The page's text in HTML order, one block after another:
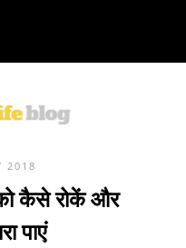
2018
कैसे रोकें और
पाएं